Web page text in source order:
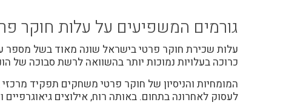
גורמים המשפיעים על עלות חוקר
עלות שכירת חוקר פרטיבישראל שונה מאוד בשל מספר
כרוכה בעלויות נמוכות יותר בהשוואה לרשת סבוכה של
המומחיות והניסיון של חוקר פרטי משחקים תפקיד
לעסוק לאחרונה בתחום. באותה רוח, אילוצים גיאוגרפיים